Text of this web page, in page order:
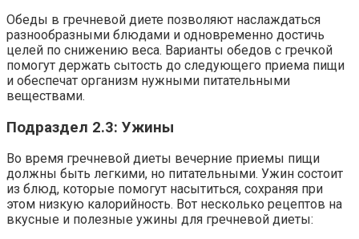
Обеды в гречневой диете позволяют наслаждаться
разнообразными блюдами и одновременно достичь
целей по снижению веса. Варианты обедов с гречкой
помогут держать сытость до следующего приема пищи
и обеспечат организм нужными питательными
веществами.
Подраздел 2.3: Ужины
Во время гречневой диеты вечерние приемы пищи
должны быть легкими, но питательными. Ужин состоит
из блюд, которые помогут насытиться, сохраняя при
этом низкую калорийность. Вот несколько рецептов на
вкусные и полезные ужины для гречневой диеты: